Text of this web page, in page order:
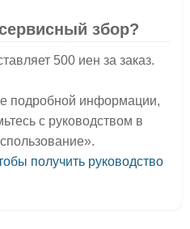
збор?
500 иен за заказ.
подробной информации,
с руководством в
получить руководство